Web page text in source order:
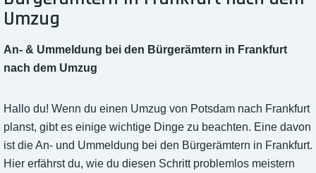
Umzug
An- & Ummeldung bei den Bürgerämtern in Frankfurt
nach dem Umzug
Hallo du! Wenn du einen Umzug von Potsdam nach Frankfurt
planst, gibt es einige wichtige Dinge zu beachten. Eine davon
ist die An- und Ummeldung bei den Bürgerämtern in Frankfurt.
Hier erfährst du, wie du diesen Schritt problemlos meistern